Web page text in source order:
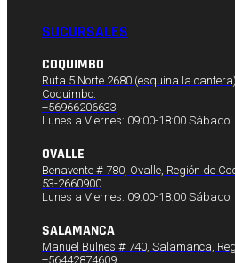
SUCURSALES
COQUIMBO
Ruta 5 Norte 2680 (esquina la
Coquimbo.
+56966206633
Lunes a Viernes: 09:00-18:00 Sábado:
OVALLE
Benavente # 780, Ovalle, Región de
53-2660900
Lunes a Viernes: 09:00-18:00 Sábado:
SALAMANCA
Manuel Bulnes # 740, Salamanca,
+56442874609